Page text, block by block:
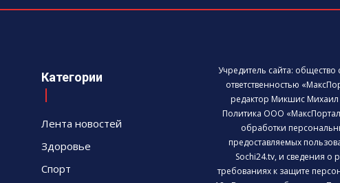
Категории
Лента новостей
Здоровье
Спорт
Учредитель сайта:
ответственностью
редактор Микшис
Политика ООО
обработки
предоставляемых
Sochi24.tv, и сведения о
требованиях к защите